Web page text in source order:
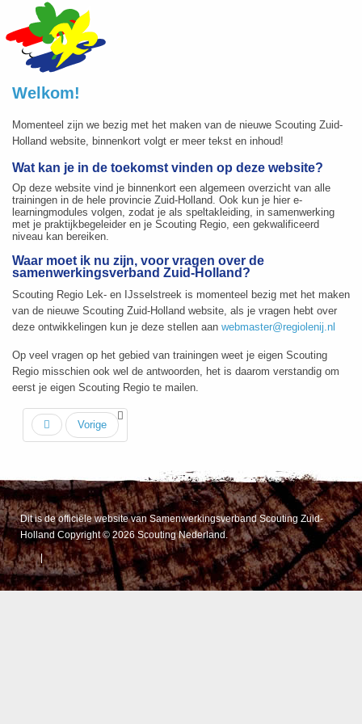
Welkom!
Momenteel zijn we bezig met het maken van de nieuwe Scouting Zuid-
Holland website, binnenkort volgt er meer tekst en inhoud!
Wat kan je in de toekomst vinden op deze website?
Op deze website vind je binnenkort een algemeen overzicht van alle
trainingen in de hele provincie Zuid-Holland. Ook kun je hier e-
learningmodules volgen, zodat je als speltakleiding, in samenwerking
met je praktijkbegeleider en je Scouting Regio, een gekwalificeerd
niveau kan bereiken.
Waar moet ik nu zijn, voor vragen over de
samenwerkingsverband Zuid-Holland?
Scouting Regio Lek- en IJsselstreek is momenteel bezig met het maken
van de nieuwe Scouting Zuid-Holland website, als je vragen hebt over
deze ontwikkelingen kun je deze stellen aan webmaster@regiolenij.nl
Op veel vragen op het gebied van trainingen weet je eigen Scouting
Regio misschien ook wel de antwoorden, het is daarom verstandig om
eerst je eigen Scouting Regio te mailen.
Vorige
Dit is de officiële website van Samenwerkingsverband Scouting Zuid-
Holland Copyright © 2026 Scouting Nederland.
|